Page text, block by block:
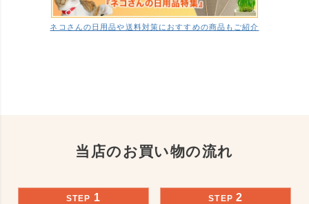
ネコさんの日用品や送料対策におすすめの商品もご紹介
当店のお買い物の流れ
STEP 1 STEP 2